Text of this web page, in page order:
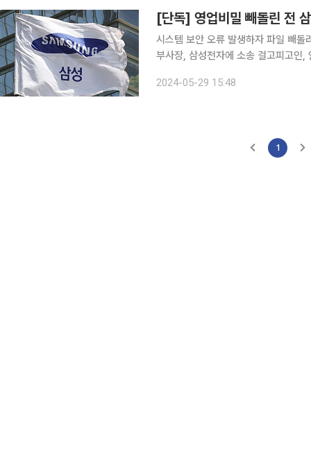
[단독] 영업비밀 빼돌린 전
시스템 보안 오류 발생하자 파일 빼돌
부사장, 삼성전자에 소송 걸고피고인, 안승호
수사를 받는 안승호 전 삼성전자 부사
2024-05-29 15:48
1